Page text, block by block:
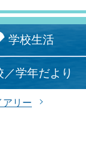
学校生活
／学年だより
アリー